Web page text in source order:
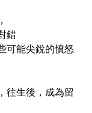
錯
可能尖銳的憤怒
往生後，成為留